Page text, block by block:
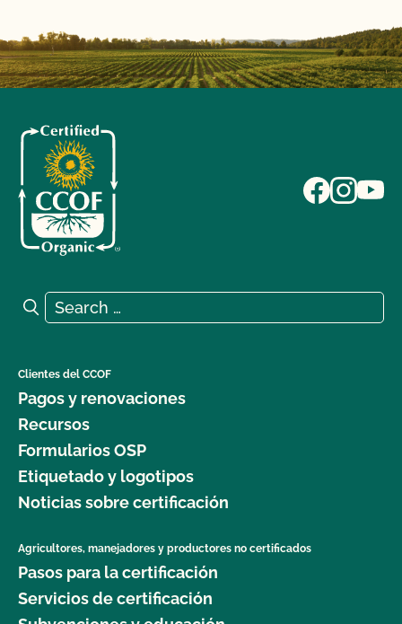
Search for:
Search
Clientes del CCOF
Pagos y renovaciones
Recursos
Formularios OSP
Etiquetado y logotipos
Noticias sobre certificación
Agricultores, manejadores y productores no certificados
Pasos para la certificación
Servicios de certificación